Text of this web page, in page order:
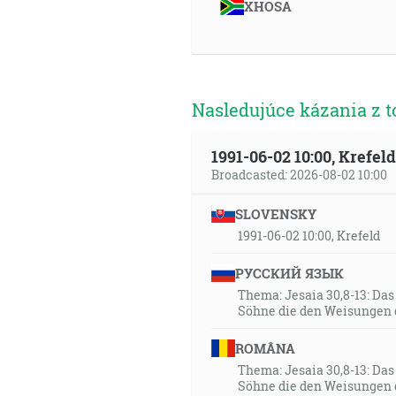
aby útočil na neho. Ale
odpovedal a riekol tým,
aby prešla tvoja neprávosť s
nášho Boha a vláda vládou
dňom i nocou. [Zj 12:10]
22:54
A on im povedal: Videl som
XHOSA
Nasledujúce kázania z
1991-06-02 10:00,
Broadcasted: 2026-08-02 10:00
SLOVENSKY
1991-06-02 10:00, Krefeld
РУССКИЙ ЯЗЫК
Thema: Jesaia 30,8-13:
Söhne die den
ROMÂNA
Thema: Jesaia 30,8-13:
Söhne die den